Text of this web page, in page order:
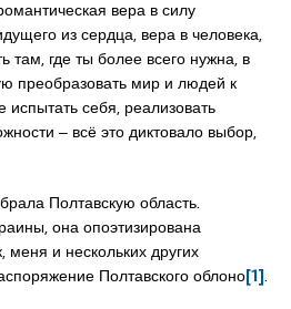
вера в силу
из сердца, вера в человека,
там, где ты более всего нужна, в
преобразовать мир и людей к
себя, реализовать
‒ всё это диктовало выбор,
Полтавскую область.
она опоэтизирована
и нескольких других
Полтавского облоно[1].